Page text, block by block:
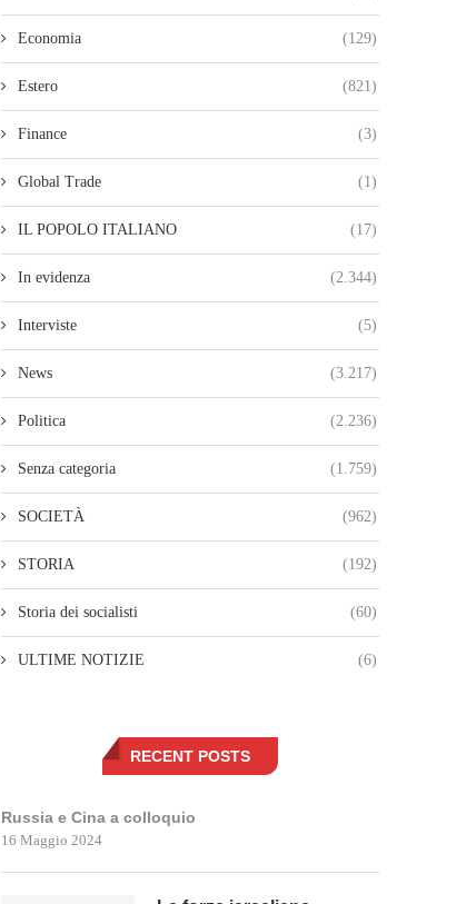
Economia (129)
Estero (821)
Finance (3)
Global Trade (1)
IL POPOLO ITALIANO (17)
In evidenza (2.344)
Interviste (5)
News (3.217)
Politica (2.236)
Senza categoria (1.759)
SOCIETÀ (962)
STORIA (192)
Storia dei socialisti (60)
ULTIME NOTIZIE (6)
RECENT POSTS
Russia e Cina a colloquio
16 Maggio 2024